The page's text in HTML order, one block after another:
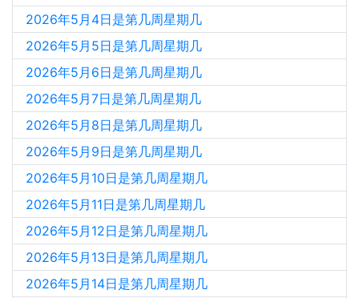
2026年5月4日是第几周星期几
2026年5月5日是第几周星期几
2026年5月6日是第几周星期几
2026年5月7日是第几周星期几
2026年5月8日是第几周星期几
2026年5月9日是第几周星期几
2026年5月10日是第几周星期几
2026年5月11日是第几周星期几
2026年5月12日是第几周星期几
2026年5月13日是第几周星期几
2026年5月14日是第几周星期几